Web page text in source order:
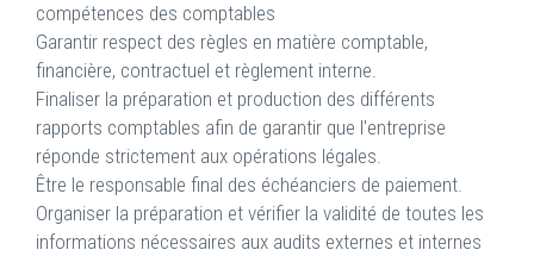
compétences des comptables
Garantir respect des règles en matière comptable,
financière, contractuel et règlement interne.
Finaliser la préparation et production des différents
rapports comptables afin de garantir que l'entreprise
réponde strictement aux opérations légales.
Être le responsable final des échéanciers de paiement.
Organiser la préparation et vérifier la validité de toutes les
informations nécessaires aux audits externes et internes